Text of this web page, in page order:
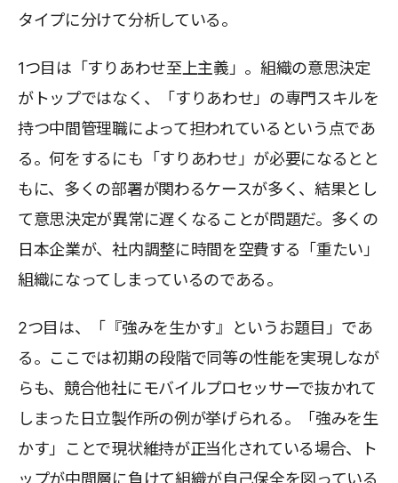
タイプに分けて分析している。
1つ目は「すりあわせ至上主義」。組織の意思決定
がトップではなく、「すりあわせ」の専門スキルを
持つ中間管理職によって担われているという点であ
る。何をするにも「すりあわせ」が必要になるとと
もに、多くの部署が関わるケースが多く、結果とし
て意思決定が異常に遅くなることが問題だ。多くの
日本企業が、社内調整に時間を空費する「重たい」
組織になってしまっているのである。
2つ目は、「『強みを生かす』というお題目」であ
る。ここでは初期の段階で同等の性能を実現しなが
らも、競合他社にモバイルプロセッサーで抜かれて
しまった日立製作所の例が挙げられる。「強みを生
かす」ことで現状維持が正当化されている場合、ト
ップが中間層に負けて組織が自己保全を図っている